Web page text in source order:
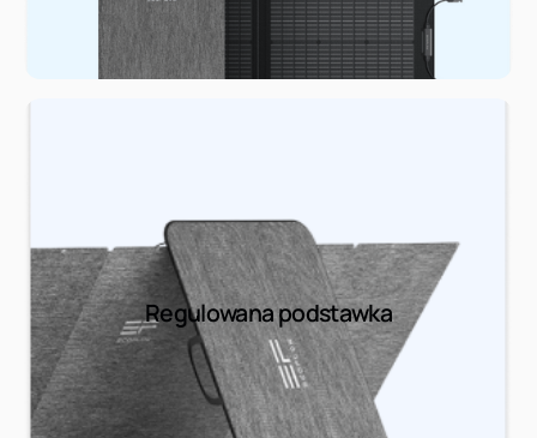
Regulowana podstawka